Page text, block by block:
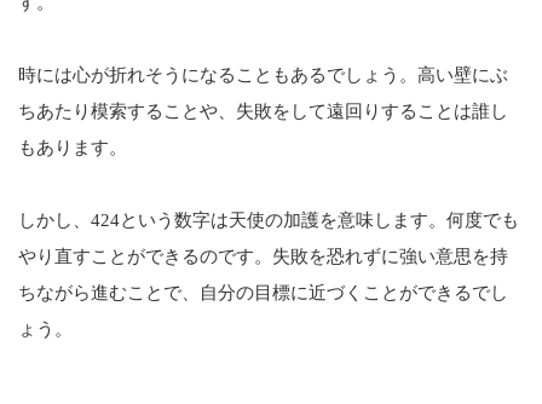
時には心が折れそうになることもあるでしょう。高い壁にぶ
ちあたり模索することや、失敗をして遠回りすることは誰し
もあります。
しかし、424という数字は天使の加護を意味します。何度でも
やり直すことができるのです。失敗を恐れずに強い意思を持
ちながら進むことで、自分の目標に近づくことができるでし
ょう。